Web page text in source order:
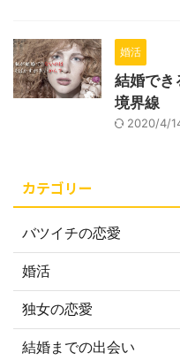
婚活
結婚でき
境界線
2020/4/
カテゴリー
バツイチの恋愛
婚活
独女の恋愛
結婚までの出会い